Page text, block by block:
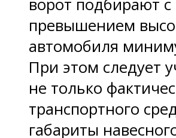
ворот подбирают с
превышением
автомобиля
При этом следует
не только
транспортного
габариты